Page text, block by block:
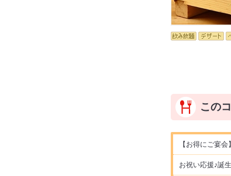
この
【お得にご宴
お祝い応援♪誕